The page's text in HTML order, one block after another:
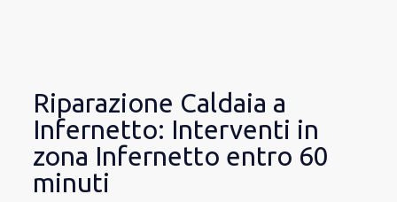
Riparazione Caldaia a
Infernetto: Interventi in
zona Infernetto entro 60
minuti